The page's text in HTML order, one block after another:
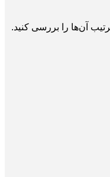
آن‌ها را بررسی کنید.